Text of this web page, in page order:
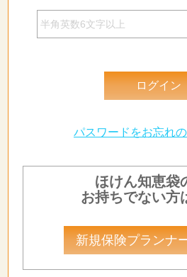
パスワードをお忘れ
ほけん知恵袋
お持ちでない方
新規保険プランナ